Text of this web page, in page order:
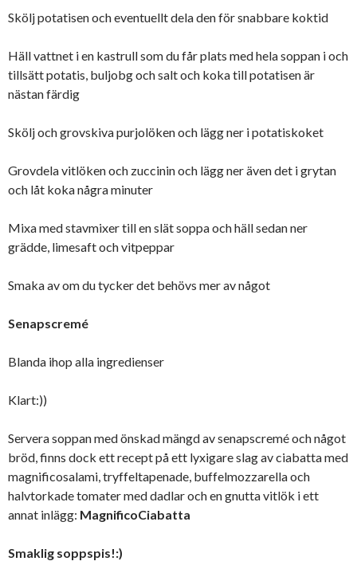
Skölj potatisen och eventuellt dela den för snabbare koktid
Häll vattnet i en kastrull som du får plats med hela soppan i och
tillsätt potatis, buljobg och salt och koka till potatisen är
nästan färdig
Skölj och grovskiva purjolöken och lägg ner i potatiskoket
Grovdela vitlöken och zuccinin och lägg ner även det i grytan
och låt koka några minuter
Mixa med stavmixer till en slät soppa och häll sedan ner
grädde, limesaft och vitpeppar
Smaka av om du tycker det behövs mer av något
Senapscremé
Blanda ihop alla ingredienser
Klart:))
Servera soppan med önskad mängd av senapscremé och något
bröd, finns dock ett recept på ett lyxigare slag av ciabatta med
magnificosalami, tryffeltapenade, buffelmozzarella och
halvtorkade tomater med dadlar och en gnutta vitlök i ett
annat inlägg: MagnificoCiabatta
Smaklig soppspis!:)